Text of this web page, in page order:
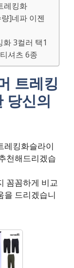
레킹화
]네파 이젠
3컬러 택1
셔츠 6종
트레킹
당신의
레킹화슬라이
천해드리겠습
꼼꼼하게 비교
을 드리겠습니